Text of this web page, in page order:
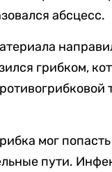
абсцесс.
грибком,
мог
пути.